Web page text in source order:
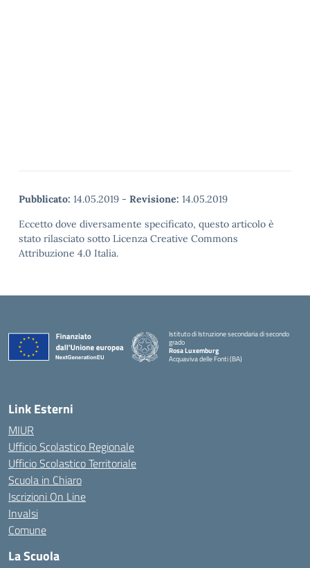
Pubblicato: 14.05.2019 - Revisione: 14.05.2019
Eccetto dove diversamente specificato, questo articolo è
stato rilasciato sotto Licenza Creative Commons
Attribuzione 4.0 Italia.
Istituto di Istruzione secondaria di secondo
grado
Rosa Luxemburg
Acquaviva delle Fonti (BA)
Link Esterni
MIUR
Ufficio Scolastico Regionale
Ufficio Scolastico Territoriale
Scuola in Chiaro
Iscrizioni On Line
Invalsi
Comune
La Scuola